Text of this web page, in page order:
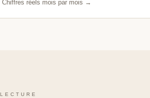
Chiffres réels mois par mois →